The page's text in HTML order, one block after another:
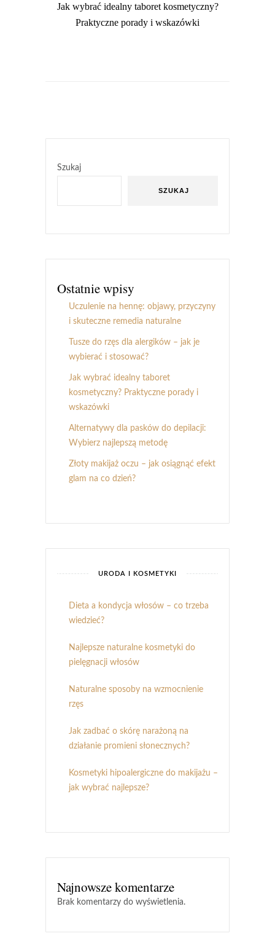
Jak wybrać idealny taboret kosmetyczny?
Praktyczne porady i wskazówki
Szukaj
SZUKAJ
Ostatnie wpisy
Uczulenie na hennę: objawy, przyczyny
i skuteczne remedia naturalne
Tusze do rzęs dla alergików – jak je
wybierać i stosować?
Jak wybrać idealny taboret
kosmetyczny? Praktyczne porady i
wskazówki
Alternatywy dla pasków do depilacji:
Wybierz najlepszą metodę
Złoty makijaż oczu – jak osiągnąć efekt
glam na co dzień?
URODA I KOSMETYKI
Dieta a kondycja włosów – co trzeba
wiedzieć?
Najlepsze naturalne kosmetyki do
pielęgnacji włosów
Naturalne sposoby na wzmocnienie
rzęs
Jak zadbać o skórę narażoną na
działanie promieni słonecznych?
Kosmetyki hipoalergiczne do makijażu –
jak wybrać najlepsze?
Najnowsze komentarze
Brak komentarzy do wyświetlenia.